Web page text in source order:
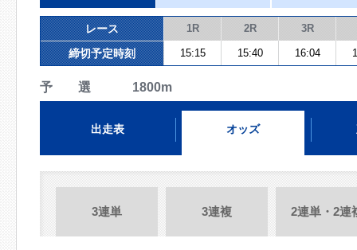
レース 1R 2R 3R
締切予定時刻 15:15 15:40 16:04
予 選 1800m
出走表 オッズ
3連単 3連複 2連単・2連